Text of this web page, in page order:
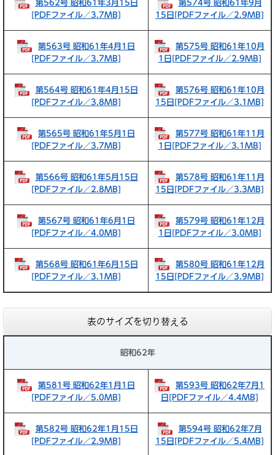
第562号 昭和61年3月15日
[PDFファイル／3.7MB]
第574号 昭和61年9月
15日[PDFファイル／2.9MB]
第563号 昭和61年4月1日
[PDFファイル／3.7MB]
第575号 昭和61年10月
1日[PDFファイル／2.9MB]
第564号 昭和61年4月15日
[PDFファイル／3.8MB]
第576号 昭和61年10月
15日[PDFファイル／3.1MB]
第565号 昭和61年5月1日
[PDFファイル／3.7MB]
第577号 昭和61年11月
1日[PDFファイル／3.1MB]
第566号 昭和61年5月15日
[PDFファイル／2.8MB]
第578号 昭和61年11月
15日[PDFファイル／3.3MB]
第567号 昭和61年6月1日
[PDFファイル／4.0MB]
第579号 昭和61年12月
1日[PDFファイル／3.0MB]
第568号 昭和61年6月15日
[PDFファイル／3.1MB]
第580号 昭和61年12月
15日[PDFファイル／3.9MB]
表のサイズを切り替える
昭和62年
第581号 昭和62年1月1日
[PDFファイル／5.0MB]
第593号 昭和62年7月1
日[PDFファイル／4.4MB]
第582号 昭和62年1月15日
[PDFファイル／2.9MB]
第594号 昭和62年7月
15日[PDFファイル／5.4MB]